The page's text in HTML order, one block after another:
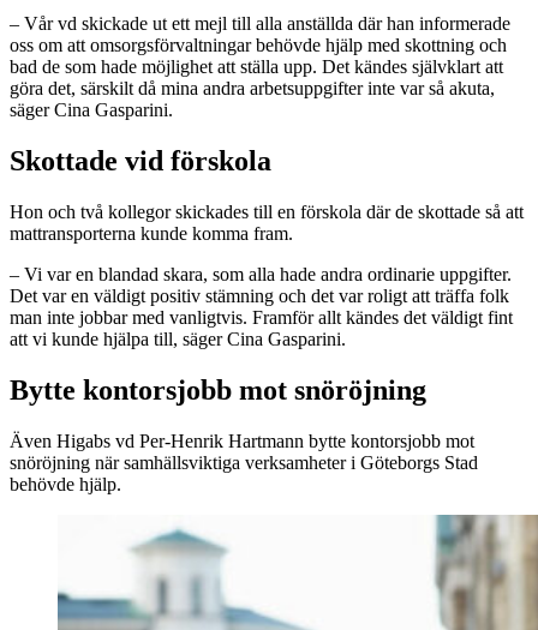
– Vår vd skickade ut ett mejl till alla anställda där han informerade
oss om att omsorgsförvaltningar behövde hjälp med skottning och
bad de som hade möjlighet att ställa upp. Det kändes självklart att
göra det, särskilt då mina andra arbetsuppgifter inte var så akuta,
säger Cina Gasparini.
Skottade vid förskola
Hon och två kollegor skickades till en förskola där de skottade så att
mattransporterna kunde komma fram.
– Vi var en blandad skara, som alla hade andra ordinarie uppgifter.
Det var en väldigt positiv stämning och det var roligt att träffa folk
man inte jobbar med vanligtvis. Framför allt kändes det väldigt fint
att vi kunde hjälpa till, säger Cina Gasparini.
Bytte kontorsjobb mot snöröjning
Även Higabs vd Per-Henrik Hartmann bytte kontorsjobb mot
snöröjning när samhällsviktiga verksamheter i Göteborgs Stad
behövde hjälp.